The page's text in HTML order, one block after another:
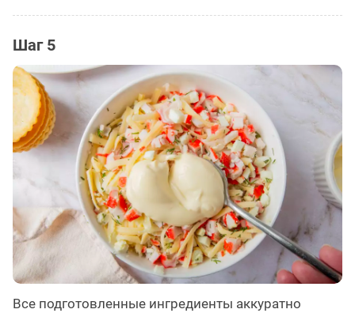
Шаг 5
Все подготовленные ингредиенты аккуратно